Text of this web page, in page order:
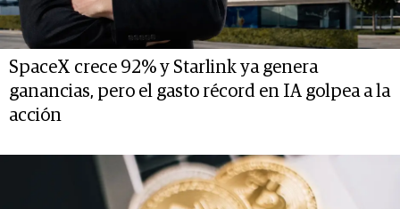
SpaceX crece 92% y Starlink ya genera
ganancias, pero el gasto récord en IA golpea a la
acción